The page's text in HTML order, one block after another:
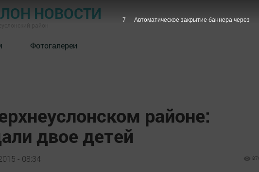
НОВОСТИ
Фотогалереи
районе:
двое детей
- 08:34
6 Автоматическое закрытие баннера через